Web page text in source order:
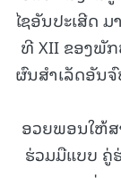
ໄຊອັນປະເສີດ
ທີ XII ຂອງພັກ
ຜົນສຳເລັດອັນ
ອວຍພອນໃຫ້
ຮ່ວມມືແບບ